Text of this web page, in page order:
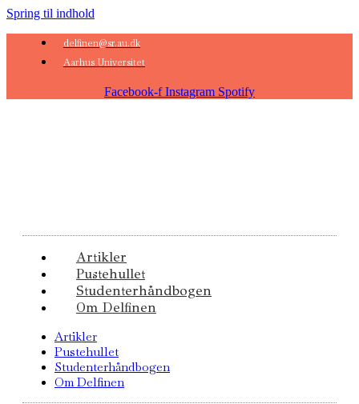
Spring til indhold
delfinen@sr.au.dk
Aarhus Universitet
Facebook-f Instagram Spotify
Artikler
Pustehullet
Studenterhåndbogen
Om Delfinen
Artikler
Pustehullet
Studenterhåndbogen
Om Delfinen